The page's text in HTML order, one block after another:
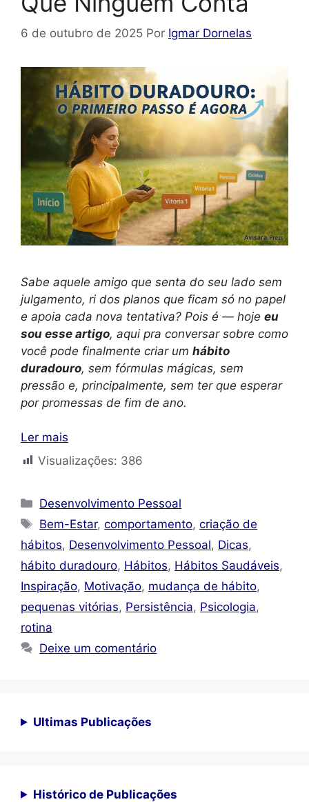
6 de outubro de 2025 Por Igmar Dornelas
Sabe aquele amigo que senta do seu lado sem
julgamento, ri dos planos que ficam só no papel
e apoia cada nova tentativa? Pois é — hoje eu
sou esse artigo, aqui pra conversar sobre como
você pode finalmente criar um hábito
duradouro, sem fórmulas mágicas, sem
pressão e, principalmente, sem ter que esperar
por promessas de fim de ano.
Ler mais
Visualizações: 386
Categorias
Desenvolvimento Pessoal
Tags
Bem-Estar,comportamento,criação de
hábitos, Desenvolvimento Pessoal, Dicas,
hábito duradouro, Hábitos, Hábitos Saudáveis,
Inspiração, Motivação, mudança de hábito,
pequenas vitórias, Persistência, Psicologia,
rotina
Deixe um comentário
Ultimas Publicações
Histórico de Publicações